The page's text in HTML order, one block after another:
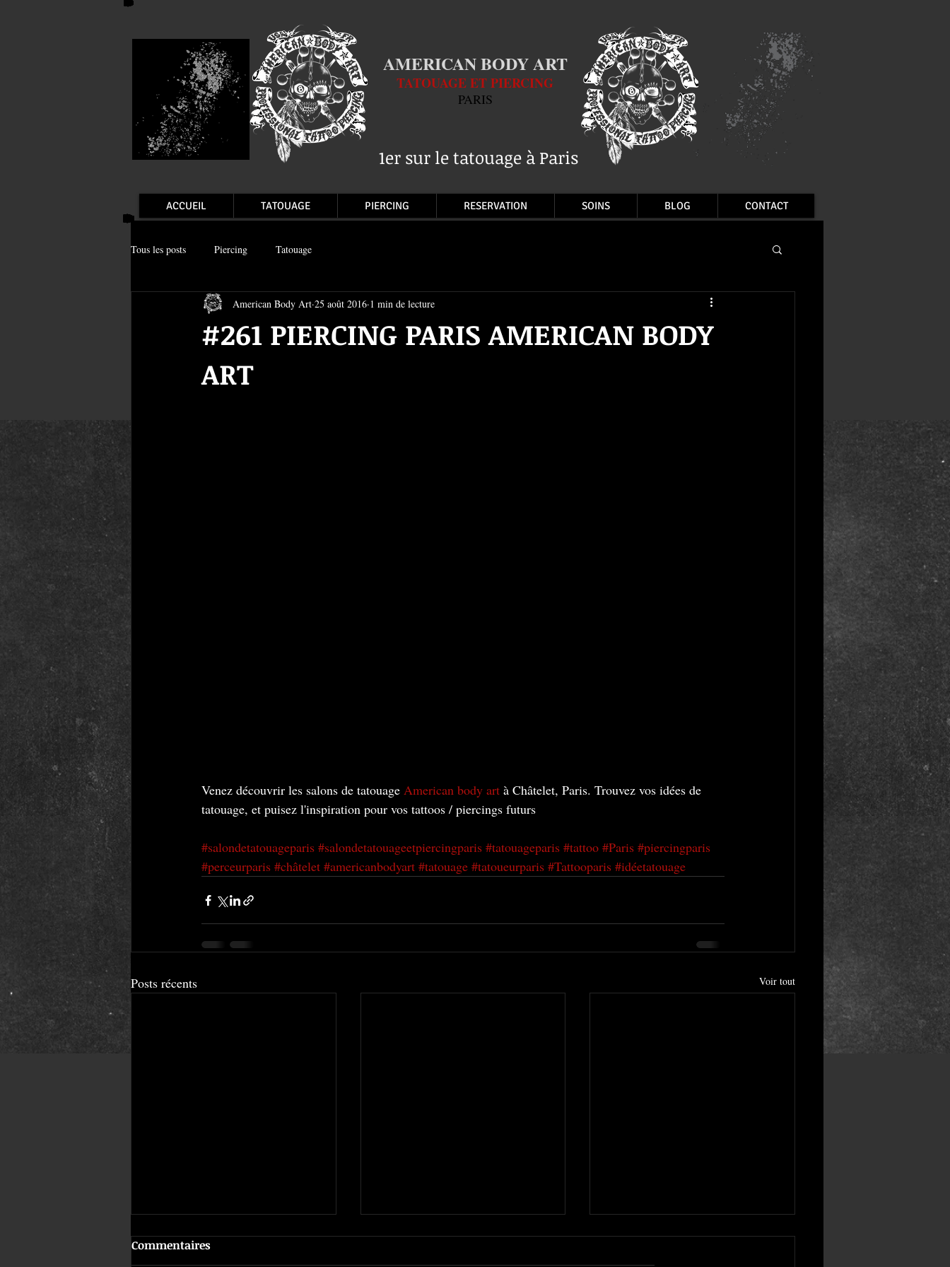
AMERICAN BODY ART
TATOUAGE ET PIERCING
PARIS
1er sur le tatouage à Paris
ACCUEIL TATOUAGE PIERCING RESERVATION SOINS BLOG CONTACT
Tous les posts Piercing Tatouage
#261 PIERCING PARIS AMERICAN BODY
ART
American Body Art 25 août 2016 1 min de lecture
Venez découvrir les salons de tatouage American body art à Châtelet, Paris. Trouvez vos idées de
tatouage, et puisez l'inspiration pour vos tattoos / piercings futurs
#salondetatouageparis #salondetatouageetpiercingparis #tatouageparis #tattoo #Paris #piercingparis
#perceurparis #châtelet #americanbodyart #tatouage #tatoueurparis #Tattooparis #idéetatouage
Posts récents Voir tout
Commentaires